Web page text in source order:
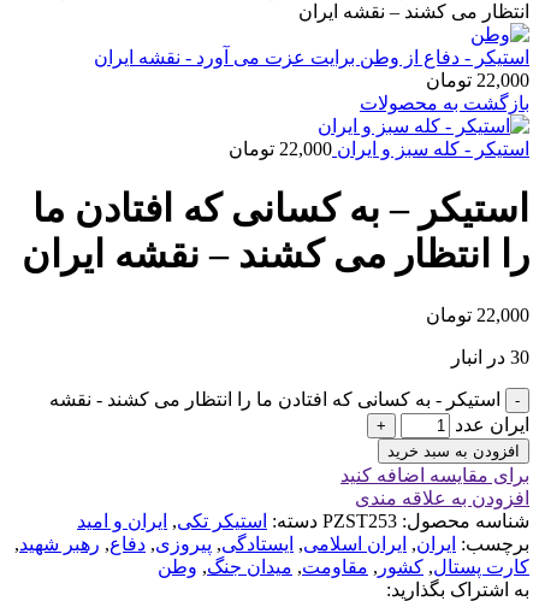
انتظار می کشند – نقشه ایران
استیکر - دفاع از وطن برایت عزت می آورد - نقشه ایران
22,000 تومان
بازگشت به محصولات
استیکر - کله سبز و ایران 22,000 تومان
استیکر – به کسانی که افتادن ما
را انتظار می کشند – نقشه ایران
22,000 تومان
30 در انبار
استیکر - به کسانی که افتادن ما را انتظار می کشند - نقشه
ایران عدد
افزودن به سبد خرید
برای مقایسه اضافه کنید
افزودن به علاقه مندی
شناسه محصول: PZST253 دسته: استیکر تکی, ایران و امید
برچسب: ایران, ایران اسلامی, ایستادگی, پیروزی, دفاع, رهبر شهید,
کارت پستال, کشور , مقاومت, میدان جنگ, وطن
به اشتراک بگذارید: